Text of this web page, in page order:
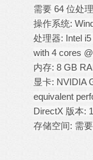
需要 64 位处
操作系统:
处理器: Intel
with 4 cores
内存: 8 GB
显卡: NVIDIA
equivalent
DirectX 版本:
存储空间: 需